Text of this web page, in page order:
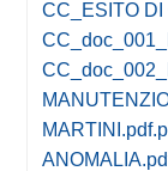
CC_ESITO